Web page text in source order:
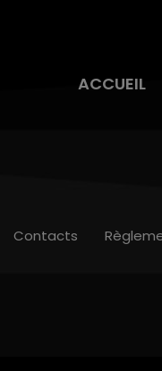
ACCUEIL
Contacts